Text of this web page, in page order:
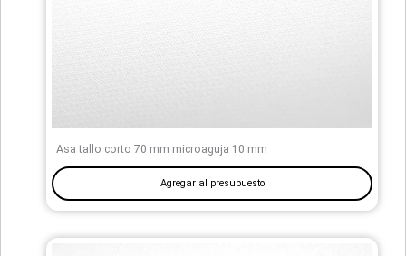
Asa tallo corto 70 mm microaguja 10 mm
Agregar al presupuesto